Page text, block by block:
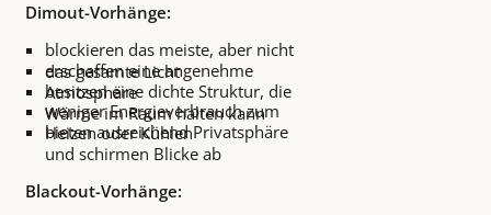
Dimout-Vorhänge:
blockieren das meiste, aber nicht
das gesamte Licht
erschaffen eine angenehme
Atmosphäre
besitzen eine dichte Struktur, die
Wärme im Raum halten kann
weniger Energieverbrauch zum
Heizen oder Kühlen
bieten ausreichend Privatsphäre
und schirmen Blicke ab
Blackout-Vorhänge: